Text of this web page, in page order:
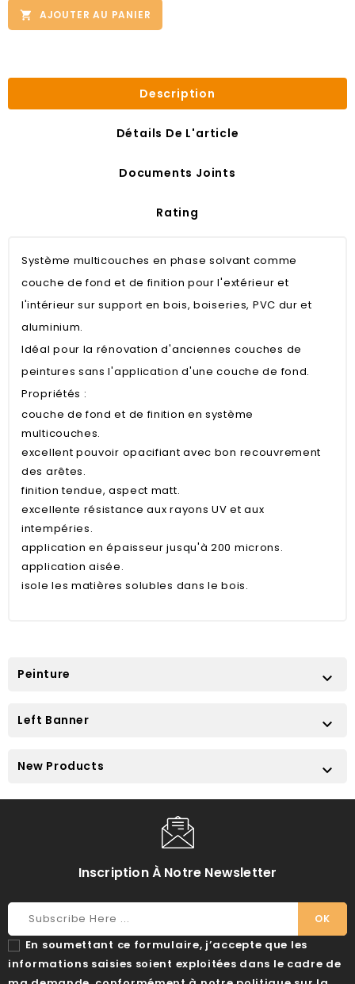
 AJOUTER AU PANIER
Description
Détails De L'article
Documents Joints
Rating
Système multicouches en phase solvant comme
couche de fond et de finition pour l'extérieur et
l'intérieur sur support en bois, boiseries, PVC dur et
aluminium.
Idéal pour la rénovation d'anciennes couches de
peintures sans l'application d'une couche de fond.
Propriétés :
couche de fond et de finition en système
multicouches.
excellent pouvoir opacifiant avec bon recouvrement
des arêtes.
finition tendue, aspect matt.
excellente résistance aux rayons UV et aux
intempéries.
application en épaisseur jusqu'à 200 microns.
application aisée.
isole les matières solubles dans le bois.
Peinture 
Left Banner 
New Products 
Inscription À Notre Newsletter
En soumettant ce formulaire, j’accepte que les
informations saisies soient exploitées dans le cadre de